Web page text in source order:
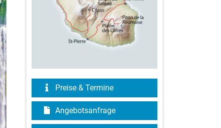
Preise & Termine
Angebotsanfrage